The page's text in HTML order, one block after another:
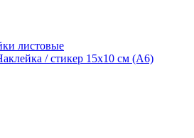
листовые
/ стикер 15х10 см (А6)